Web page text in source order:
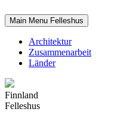
Main Menu Felleshus
Architektur
Zusammenarbeit
Länder
Finnland
Felleshus